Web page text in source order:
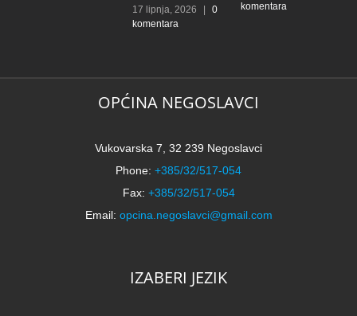
17 lipnja, 2026
0
komentara
komentara
OPĆINA NEGOSLAVCI
Vukovarska 7, 32 239 Negoslavci
Phone: +385/32/517-054
Fax: +385/32/517-054
Email: opcina.negoslavci@gmail.com
IZABERI JEZIK